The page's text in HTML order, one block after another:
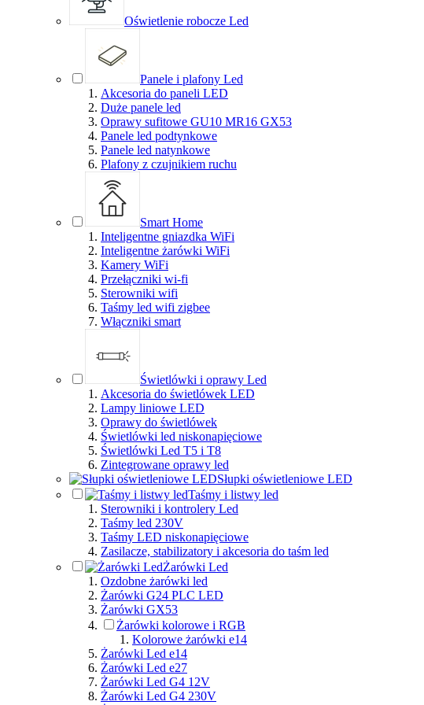
Oświetlenie robocze Led
Panele i plafony Led
Akcesoria do paneli LED
Duże panele led
Oprawy sufitowe GU10 MR16 GX53
Panele led podtynkowe
Panele led natynkowe
Plafony z czujnikiem ruchu
Smart Home
Inteligentne gniazdka WiFi
Inteligentne żarówki WiFi
Kamery WiFi
Przełączniki wi-fi
Sterowniki wifi
Taśmy led wifi zigbee
Włączniki smart
Świetlówki i oprawy Led
Akcesoria do świetlówek LED
Lampy liniowe LED
Oprawy do świetlówek
Świetlówki led niskonapięciowe
Świetlówki Led T5 i T8
Zintegrowane oprawy led
Słupki oświetleniowe LED
Taśmy i listwy led
Sterowniki i kontrolery Led
Taśmy led 230V
Taśmy LED niskonapięciowe
Zasilacze, stabilizatory i akcesoria do taśm led
Żarówki Led
Ozdobne żarówki led
Żarówki G24 PLC LED
Żarówki GX53
Żarówki kolorowe i RGB
Kolorowe żarówki e14
Żarówki Led e14
Żarówki Led e27
Żarówki Led G4 12V
Żarówki Led G4 230V